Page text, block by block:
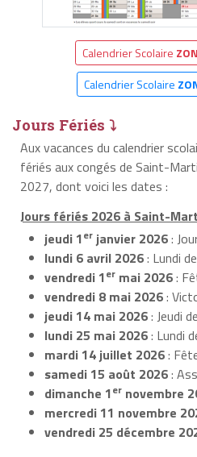
Calendrier Scolaire
Calendrier Scolaire
Jours Fériés ⤵
Aux vacances du calendrier
fériés aux congés de Saint-
2027, dont voici les dates :
Jours fériés 2026 à Saint-
jeudi 1er janvier 2026:
lundi 6 avril 2026: Lundi
vendredi 1er mai 2026:
vendredi 8 mai 2026:
jeudi 14 mai 2026: Jeudi
lundi 25 mai 2026: Lundi
mardi 14 juillet 2026:
samedi 15 août 2026:
dimanche 1er novembre
mercredi 11 novembre
vendredi 25 décembre